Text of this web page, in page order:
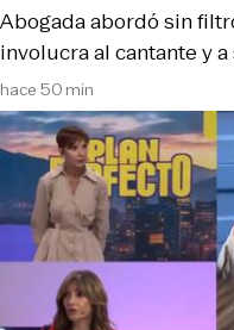
hace 50 min
Abogada abordó sin
involucra al cantante y